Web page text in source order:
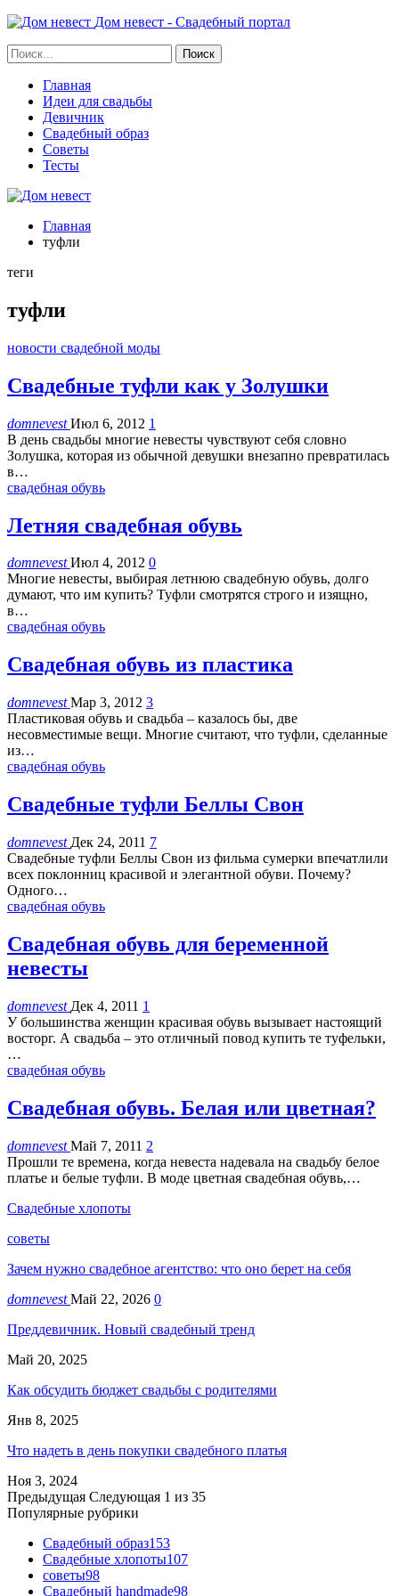
Дом невест - Свадебный портал
Главная
Идеи для свадьбы
Девичник
Свадебный образ
Советы
Тесты
Главная
туфли
теги
туфли
новости свадебной моды
Свадебные туфли как у Золушки
domnevestИюл 6, 2012 1
В день свадьбы многие невесты чувствуют себя словно
Золушка, которая из обычной девушки внезапно превратилась
в…
свадебная обувь
Летняя свадебная обувь
domnevestИюл 4, 2012 0
Многие невесты, выбирая летнюю свадебную обувь, долго
думают, что им купить? Туфли смотрятся строго и изящно,
в…
свадебная обувь
Свадебная обувь из пластика
domnevestМар 3, 2012 3
Пластиковая обувь и свадьба – казалось бы, две
несовместимые вещи. Многие считают, что туфли, сделанные
из…
свадебная обувь
Свадебные туфли Беллы Свон
domnevest Дек 24, 2011 7
Cвадебные туфли Беллы Свон из фильма сумерки впечатлили
всех поклонниц красивой и элегантной обуви. Почему?
Одного…
свадебная обувь
Свадебная обувь для беременной
невесты
domnevest Дек 4, 2011 1
У большинства женщин красивая обувь вызывает настоящий
восторг. А свадьба – это отличный повод купить те туфельки,
…
свадебная обувь
Свадебная обувь. Белая или цветная?
domnevestМай 7, 2011 2
Прошли те времена, когда невеста надевала на свадьбу белое
платье и белые туфли. В моде цветная свадебная обувь,…
Свадебные хлопоты
советы
Зачем нужно свадебное агентство: что оно берет на себя
domnevestМай 22, 2026 0
Преддевичник. Новый свадебный тренд
Май 20, 2025
Как обсудить бюджет свадьбы с родителями
Янв 8, 2025
Что надеть в день покупки свадебного платья
Ноя 3, 2024
Предыдущая Следующая 1 из 35
Популярные рубрики
Свадебный образ153
Свадебные хлопоты107
советы98
Свадебный handmade98